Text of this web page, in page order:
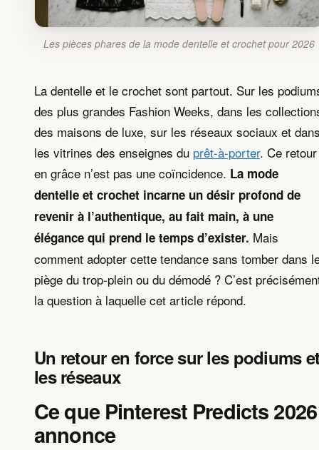
Les pièces phares de la mode dentelle et crochet pour 2026
La dentelle et le crochet sont partout. Sur les
des plus grandes Fashion Weeks, dans les
des maisons de luxe, sur les réseaux sociaux et
les vitrines des enseignes du prêt-à-porter. Ce retour
en grâce n’est pas une coïncidence. La mode
dentelle et crochet incarne un désir profond de
revenir à l’authentique, au fait main, à une
élégance qui prend le temps d’exister. Mais
comment adopter cette tendance sans tomber dans
piège du trop-plein ou du démodé ? C’est
la question à laquelle cet article répond.
Un retour en force sur les podiums
les réseaux
Ce que Pinterest Predicts 2026
annonce